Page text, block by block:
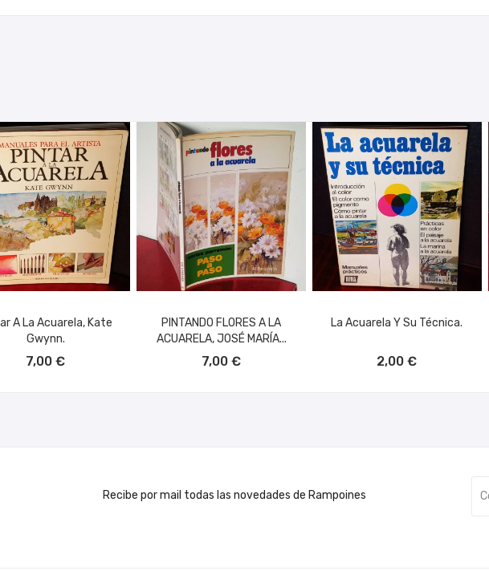
A La Acuarela, Kate
Gwynn.
7,00 €
PINTANDO FLORES A LA
ACUARELA, JOSÉ MARÍA...
7,00 €
La Acuarela Y Su Técnica.
2,00 €
Recibe por mail todas las novedades de Rampoines